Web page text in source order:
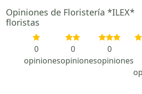
Opiniones de Floristería *ILEX*
floristas
0
opiniones
0
opiniones
0
opiniones